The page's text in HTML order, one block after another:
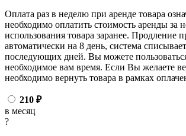
Оплата раз в неделю при аренде товара
необходимо оплатить стоимость аренды за
использования товара заранее. Продление
автоматически на 8 день, система
последующих дней. Вы можете
необходимое вам время. Если Вы желаете
необходимо вернуть товара в рамках
210 ₽
в месяц
?